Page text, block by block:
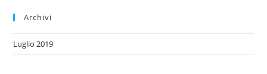
Archivi
Luglio 2019